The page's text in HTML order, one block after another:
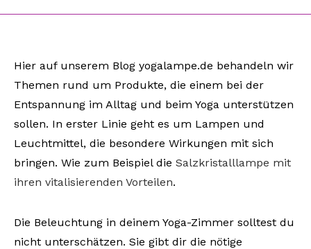
Hier auf unserem Blog yogalampe.de behandeln wir
Themen rund um Produkte, die einem bei der
Entspannung im Alltag und beim Yoga unterstützen
sollen. In erster Linie geht es um Lampen und
Leuchtmittel, die besondere Wirkungen mit sich
bringen. Wie zum Beispiel die Salzkristalllampe mit
ihren vitalisierenden Vorteilen.
Die Beleuchtung in deinem Yoga-Zimmer solltest du
nicht unterschätzen. Sie gibt dir die nötige